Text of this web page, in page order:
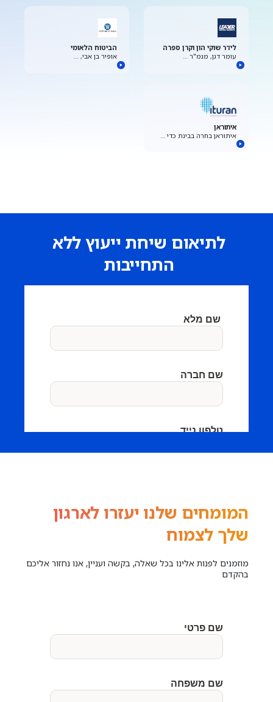
לידר שוקי הון וקרן ספרה
עומר דגן, מנמ"ר …
הביטוח הלאומי
אופיר בן אבי, …
איתוראן
איתוראן בחרה בבינת כדי …
לתיאום שיחת ייעוץ ללא
התחייבות
המומחים שלנו יעזרו לארגון
שלך לצמוח
מוזמנים לפנות אלינו בכל שאלה, בקשה ועניין, אנו נחזור אליכם
בהקדם